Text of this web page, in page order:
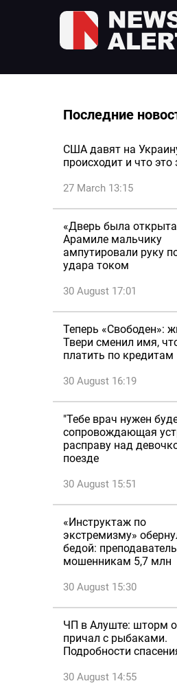
Последние
США давят на
происходит и что это
27 March 13:15
«Дверь была
Арамиле мальчику
ампутировали руку
удара током
30 August 17:01
Теперь «Свободен»:
Твери сменил имя,
платить по кредитам
30 August 16:19
"Тебе врач нужен
сопровождающая
расправу над
поезде
30 August 15:51
«Инструктаж по
экстремизму»
бедой:
мошенникам 5,7 млн
30 August 15:30
ЧП в Алуште: шторм
причал с рыбаками.
Подробности
30 August 14:55